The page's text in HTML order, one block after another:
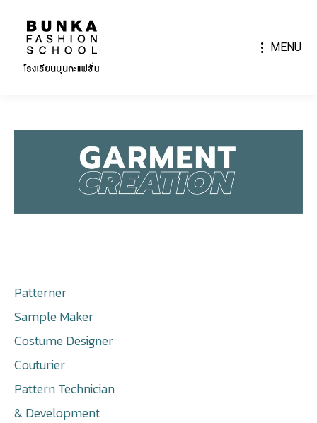
MENU
Patterner
Sample Maker
Costume Designer
Couturier
Pattern Technician
& Development